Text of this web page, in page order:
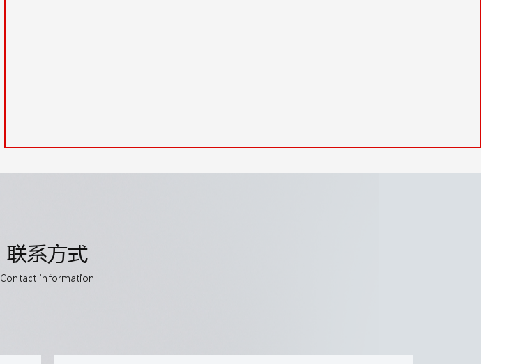
联系方式
Contact information